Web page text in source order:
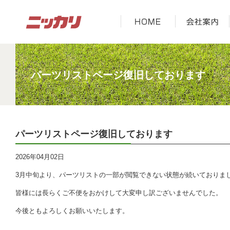
パーツリストページ復旧しております
パーツリストページ復旧しております
2026年04月02日
3月中旬より、パーツリストの一部が閲覧できない状態が続いておりま
皆様には長らくご不便をおかけして大変申し訳ございませんでした。
今後ともよろしくお願いいたします。